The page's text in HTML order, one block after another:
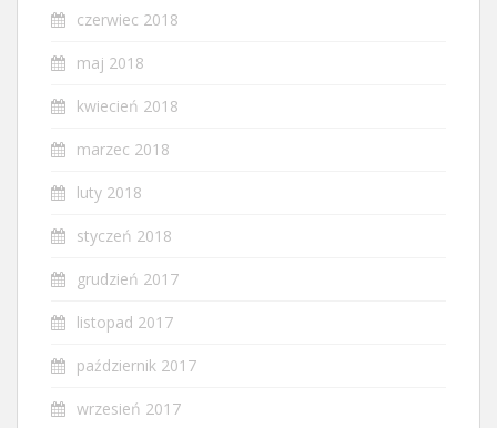
czerwiec 2018
maj 2018
kwiecień 2018
marzec 2018
luty 2018
styczeń 2018
grudzień 2017
listopad 2017
październik 2017
wrzesień 2017